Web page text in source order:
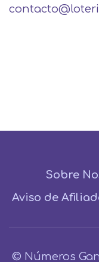
Sobre
Aviso de
© Números Ganadores: Pega 2, Pega 3, Pega